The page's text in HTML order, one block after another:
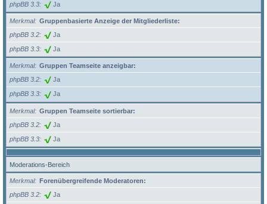
phpBB 3.3 Ja
Merkmal
Gruppenbasierte Anzeige der Mitgliederliste:
phpBB 3.2
Ja
phpBB 3.3 Ja
Merkmal
Gruppen Teamseite anzeigbar:
phpBB 3.2
Ja
phpBB 3.3 Ja
Merkmal
Gruppen Teamseite sortierbar:
phpBB 3.2
Ja
phpBB 3.3 Ja
Moderations-Bereich
Merkmal
Forenübergreifende Moderatoren:
phpBB 3.2
Ja